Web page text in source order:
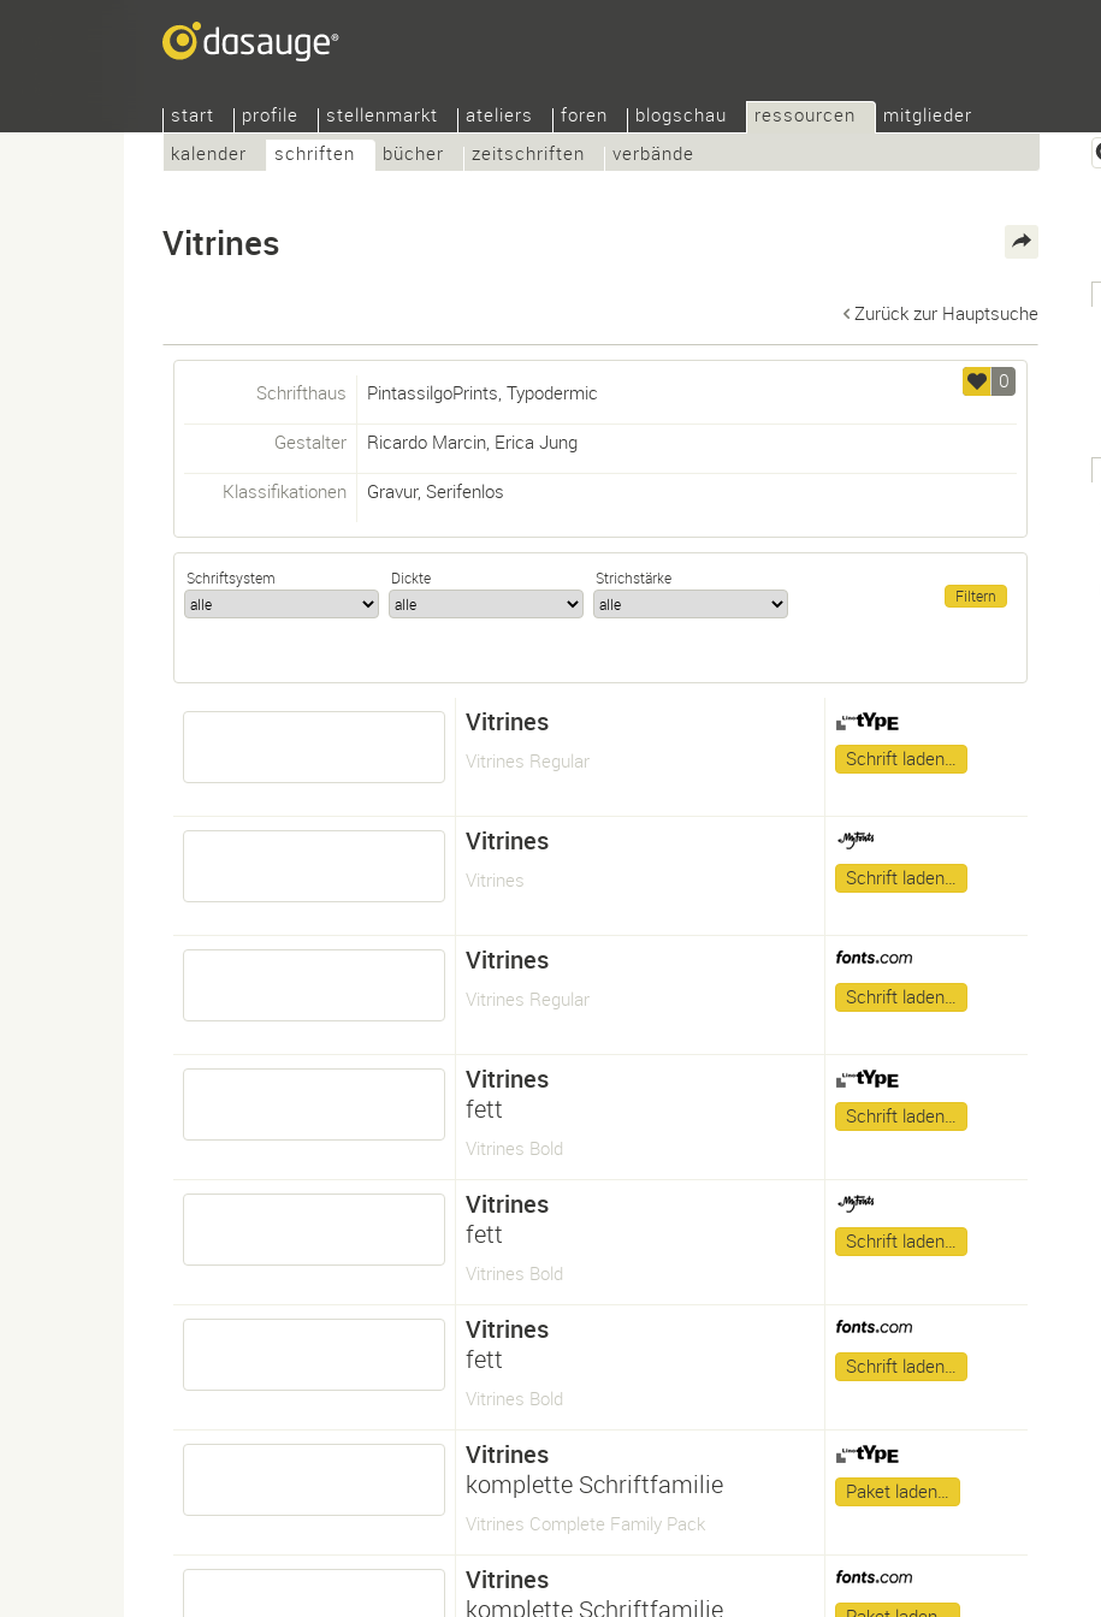
start profile stellenmarkt ateliers foren blogschau
ressourcen
kalender
schriften bücher zeitschriften verbände
mitglieder
Vitrines
Zurück zur Hauptsuche
0
Schrifthaus PintassilgoPrints, Typodermic
Gestalter Ricardo Marcin, Erica Jung
Klassifikationen Gravur, Serifenlos
Schriftsystem Dickte Strichstärke
Vitrines
Vitrines Regular Schrift laden…
Vitrines
Vitrines Schrift laden…
Vitrines
Vitrines Regular Schrift laden…
Vitrines
fett
Vitrines Bold
Schrift laden…
Vitrines
fett
Vitrines Bold
Schrift laden…
Vitrines
fett
Vitrines Bold
Schrift laden…
Vitrines
komplette Schriftfamilie
Vitrines Complete Family Pack
Paket laden…
Vitrines
komplette Schriftfamilie